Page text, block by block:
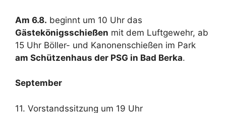
Am 6.8. beginnt um 10 Uhr das
Gästekönigsschießen mit dem Luftgewehr, ab
15 Uhr Böller- und Kanonenschießen im Park
am Schützenhaus der PSG in Bad Berka.
September
11. Vorstandssitzung um 19 Uhr